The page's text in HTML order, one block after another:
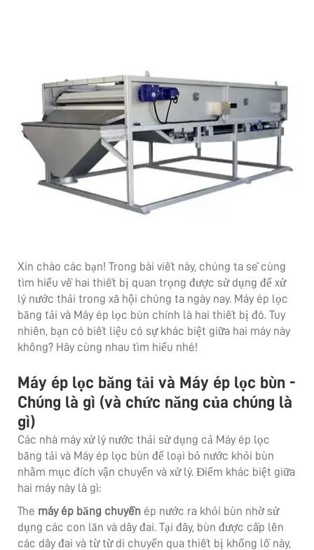
Xin chào các bạn! Trong bài viết này, chúng ta sẽ cùng
tìm hiểu về hai thiết bị quan trọng được sử dụng để xử
lý nước thải trong xã hội chúng ta ngày nay. Máy ép lọc
băng tải và Máy ép lọc bùn chính là hai thiết bị đó. Tuy
nhiên, bạn có biết liệu có sự khác biệt giữa hai máy này
không? Hãy cùng nhau tìm hiểu nhé!
Máy ép lọc băng tải và Máy ép lọc bùn -
Chúng là gì (và chức năng của chúng là
gì)
Các nhà máy xử lý nước thải sử dụng cả Máy ép lọc
băng tải và Máy ép lọc bùn để loại bỏ nước khỏi bùn
nhằm mục đích vận chuyển và xử lý. Điểm khác biệt giữa
hai máy này là gì:
The máy ép băng chuyền ép nước ra khỏi bùn nhờ sử
dụng các con lăn và dây đai. Tại đây, bùn được cấp lên
các dây đai và từ từ di chuyển qua thiết bị khổng lồ này,